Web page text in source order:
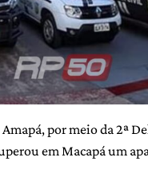
por meio da 2ª
em Macapá um